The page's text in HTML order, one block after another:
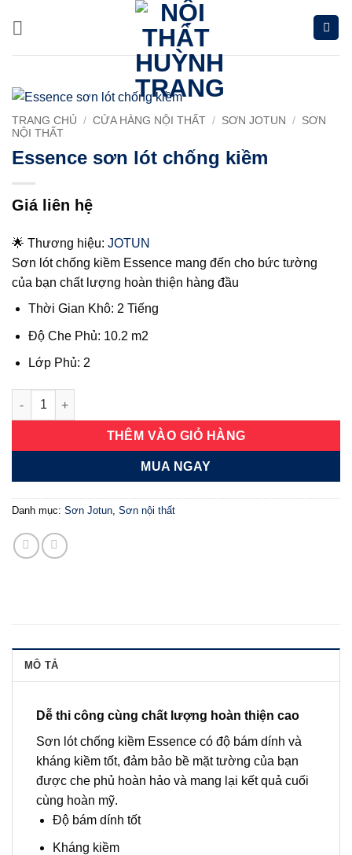
TRANG CHỦ / CỬA HÀNG NỘI THẤT / SƠN JOTUN / SƠN
NỘI THẤT
Essence sơn lót chống kiềm
Giá liên hệ
🌟 Thương hiệu: JOTUN
Sơn lót chống kiềm Essence mang đến cho bức tường
của bạn chất lượng hoàn thiện hàng đầu
Thời Gian Khô: 2 Tiếng
Độ Che Phủ: 10.2 m2
Lớp Phủ: 2
Essence sơn lót chống kiềm số lượng
THÊM VÀO GIỎ HÀNG
MUA NGAY
Danh mục: Sơn Jotun Sơn nội thất
MÔ TẢ
Dễ thi công cùng chất lượng hoàn thiện cao
Sơn lót chống kiềm Essence có độ bám dính và
kháng kiềm tốt, đảm bảo bề mặt tường của bạn
được che phủ hoàn hảo và mang lại kết quả cuối
cùng hoàn mỹ.
Độ bám dính tốt
Kháng kiềm